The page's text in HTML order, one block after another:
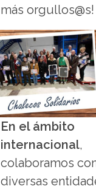
más orgullos@s!
En el ámbito
internacional,
colaboramos
diversas